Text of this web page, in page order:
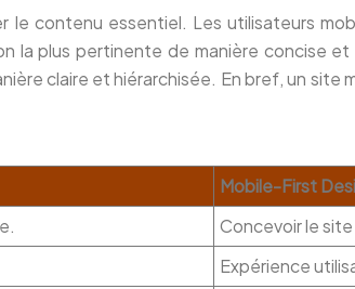
le contenu essentiel. Les utilisateurs
la plus pertinente de manière concise
claire et hiérarchisée. En bref, un
Mobile-First
Concevoir le
Expérience